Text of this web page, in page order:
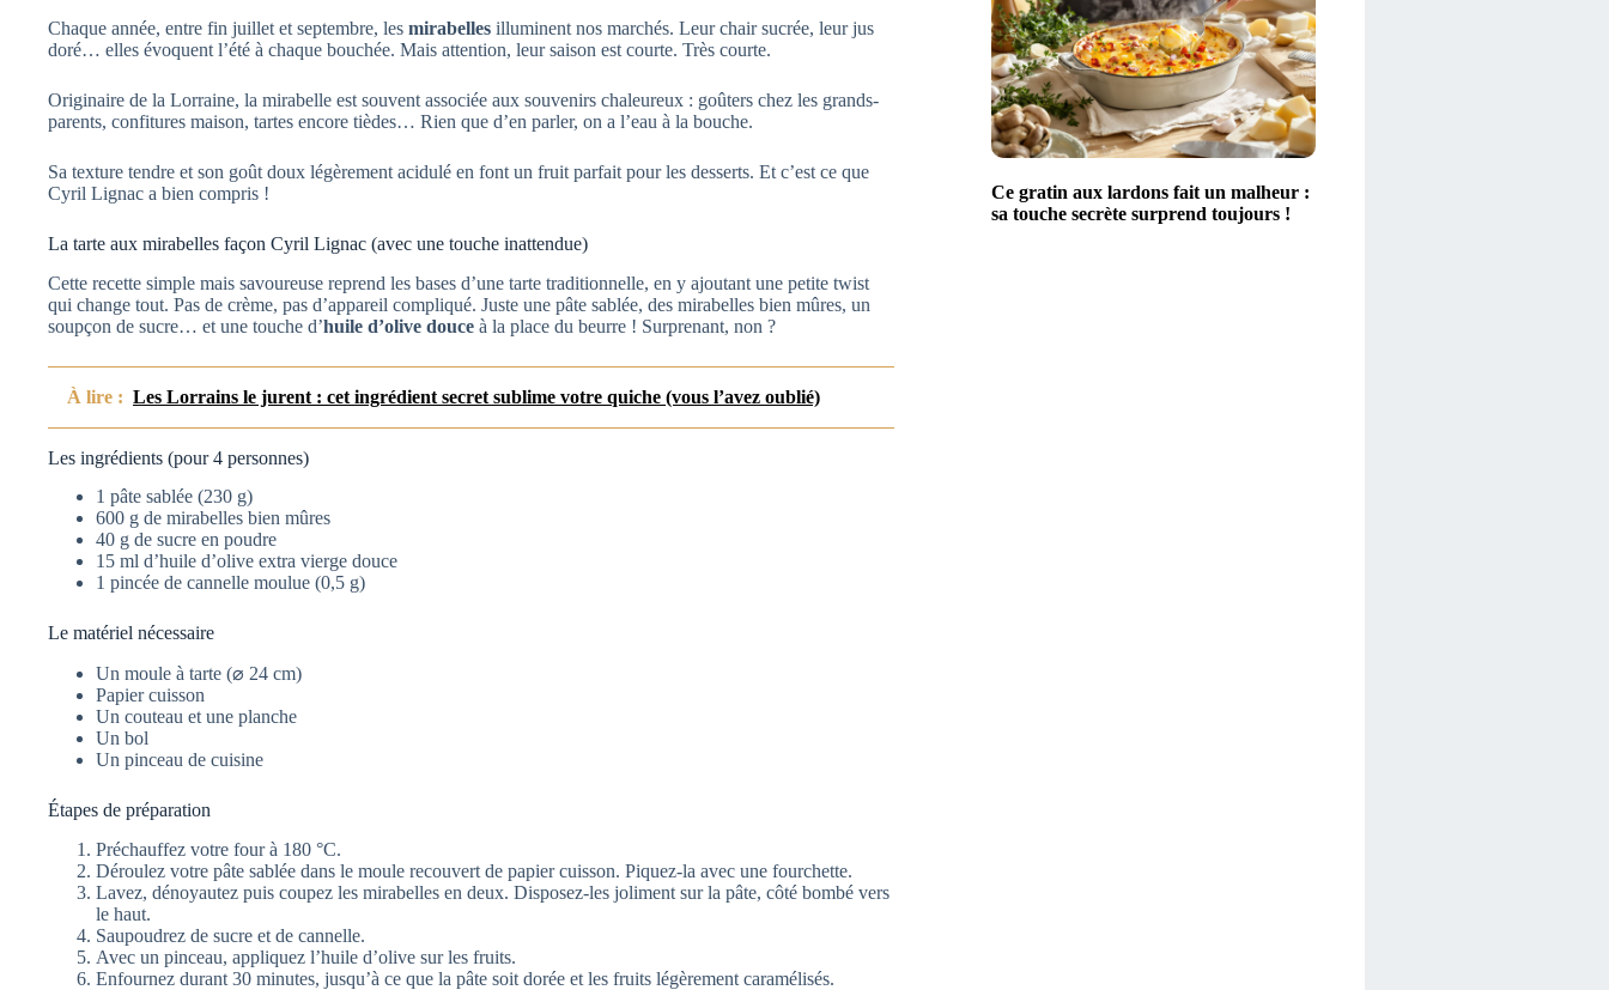
Chaque année, entre fin juillet et septembre, les mirabelles illuminent nos marchés. Leur chair sucrée, leur jus
doré… elles évoquent l’été à chaque bouchée. Mais attention, leur saison est courte. Très courte.
Originaire de la Lorraine, la mirabelle est souvent associée aux souvenirs chaleureux : goûters chez les grands-
parents, confitures maison, tartes encore tièdes… Rien que d’en parler, on a l’eau à la bouche.
Sa texture tendre et son goût doux légèrement acidulé en font un fruit parfait pour les desserts. Et c’est ce que
Cyril Lignac a bien compris !
La tarte aux mirabelles façon Cyril Lignac (avec une touche inattendue)
Cette recette simple mais savoureuse reprend les bases d’une tarte traditionnelle, en y ajoutant une petite twist
qui change tout. Pas de crème, pas d’appareil compliqué. Juste une pâte sablée, des mirabelles bien mûres, un
soupçon de sucre… et une touche d’huile d’olive douce à la place du beurre ! Surprenant, non ?
À lire : Les Lorrains le jurent : cet ingrédient secret sublime votre quiche (vous l’avez oublié)
Les ingrédients (pour 4 personnes)
1 pâte sablée (230 g)
600 g de mirabelles bien mûres
40 g de sucre en poudre
15 ml d’huile d’olive extra vierge douce
1 pincée de cannelle moulue (0,5 g)
Le matériel nécessaire
Un moule à tarte (⌀ 24 cm)
Papier cuisson
Un couteau et une planche
Un bol
Un pinceau de cuisine
Étapes de préparation
Préchauffez votre four à 180 °C.
Déroulez votre pâte sablée dans le moule recouvert de papier cuisson. Piquez-la avec une fourchette.
Lavez, dénoyautez puis coupez les mirabelles en deux. Disposez-les joliment sur la pâte, côté bombé vers
le haut.
Saupoudrez de sucre et de cannelle.
Avec un pinceau, appliquez l’huile d’olive sur les fruits.
Enfournez durant 30 minutes, jusqu’à ce que la pâte soit dorée et les fruits légèrement caramélisés.
Ce gratin aux lardons fait un malheur :
sa touche secrète surprend toujours !